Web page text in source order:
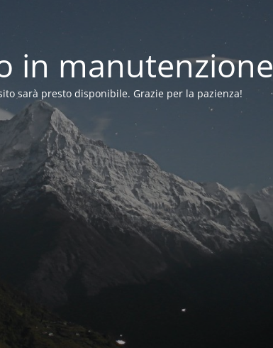
in manutenzione
sarà presto disponibile. Grazie per la pazienza!